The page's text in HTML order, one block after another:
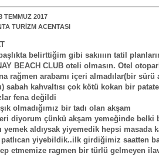
TEMMUZ 2017
TURİZM ACENTASI
belirttiğim gibi sakıııın tatil
BEACH CLUB oteli olmasın. Otel
rağmen arabamı içeri almadılar(bir sürü
sabah kahvaltısı çok kötü kokan bir
fena değildi
olmadığımız bir tadı olan akşam
diyorum çünkü akşam yemeğinde belki
yemek aldıysak yiyemedik hepsi masada
patlıcan yiyebildik..ilk girdiğimiz saatten
etmemize ragmen bir türlü gelmeyen